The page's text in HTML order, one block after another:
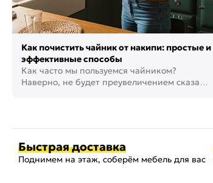
Как почистить чайник от накипи: простые и
эффективные способы
Как часто мы пользуемся чайником?
Наверно, не будет преувеличением сказать,
Быстрая доставка
Поднимем на этаж, соберём мебель для вас